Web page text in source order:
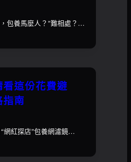
包養馬麼人？”難相處？…
這份花費避
指南
網紅探店”包養網濾鏡…